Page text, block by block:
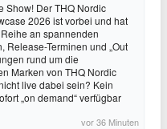
Show! Der THQ Nordic
2026 ist vorbei und hat
an spannenden
Release-Terminen und „Out
rund um die
Marken von THQ Nordic
live dabei sein? Kein
„on demand“ verfügbar
vor 36 Minuten